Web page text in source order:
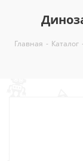
Главная - Каталог -